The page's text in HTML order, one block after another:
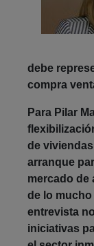
debe
compra
Para Pilar
de
arranque
mercado de
de lo
entrevista
iniciativas